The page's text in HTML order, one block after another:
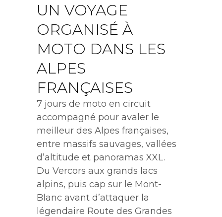
UN VOYAGE
ORGANISÉ À
MOTO DANS LES
ALPES
FRANÇAISES
7 jours de moto en circuit
accompagné pour avaler le
meilleur des Alpes françaises,
entre massifs sauvages, vallées
d’altitude et panoramas XXL.
Du Vercors aux grands lacs
alpins, puis cap sur le Mont-
Blanc avant d’attaquer la
légendaire Route des Grandes